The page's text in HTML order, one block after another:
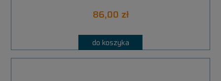
86,00 zł
do koszyka